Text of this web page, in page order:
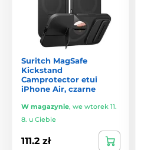
Suritch MagSafe
Kickstand
Camprotector etui
iPhone Air, czarne
W magazynie, we wtorek 11.
8. u Ciebie
111.2 zł